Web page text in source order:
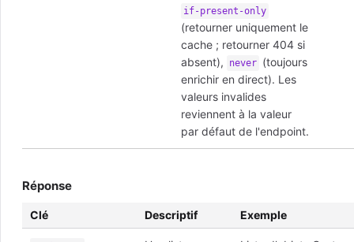
if-present-only
(retourner uniquement le
cache ; retourner 404 si
absent),
never (toujours
enrichir en direct). Les
valeurs invalides
reviennent à la valeur
par défaut de l'endpoint.
Réponse
Clé Descriptif Exemple